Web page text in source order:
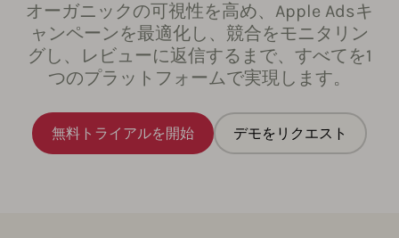
オーガニックの可視性を高め、Apple Adsキ
ャンペーンを最適化し、競合をモニタリン
グし、レビューに返信するまで、すべてを1
つのプラットフォームで実現します。
無料トライアルを開始 デモをリクエスト